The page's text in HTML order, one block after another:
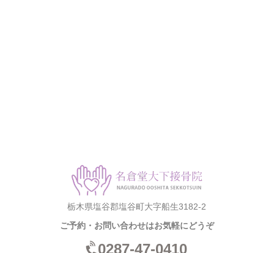
栃木県塩谷郡塩谷町大字船生3182-2
ご予約・お問い合わせはお気軽にどうぞ
0287-47-0410